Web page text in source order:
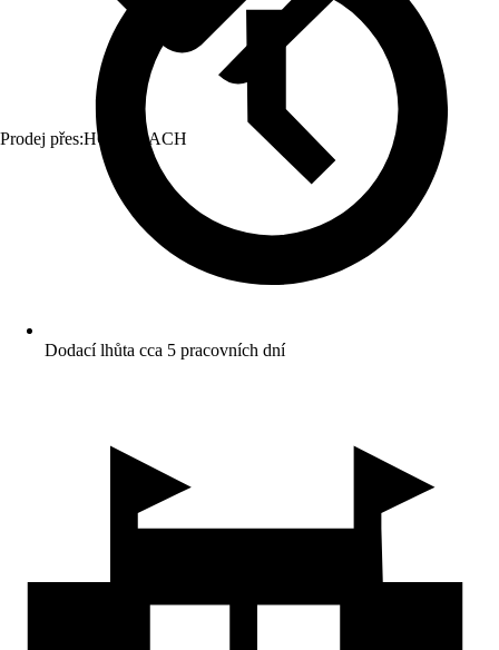
Prodej přes:HORNBACH
Dodací lhůta cca 5 pracovních dní